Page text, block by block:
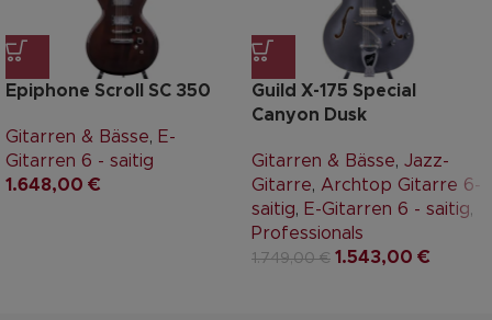
Epiphone Scroll SC 350
Gitarren & Bässe, E-
Gitarren 6 - saitig
1.648,00 €
Guild X-175 Special
Canyon Dusk
Gitarren & Bässe, Jazz-
Gitarre, Archtop Gitarre 6-
saitig, E-Gitarren 6 - saitig,
Professionals
1.749,00€ 1.543,00 €